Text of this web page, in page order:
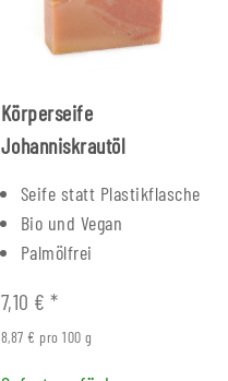
Körperseife
Johanniskrautöl
Seife statt Plastikflasche
Bio und Vegan
Palmölfrei
7,10 €*
8,87 € pro 100 g